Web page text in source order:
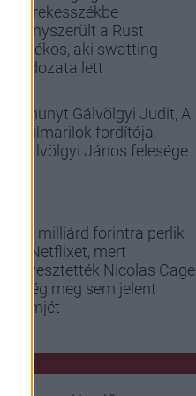
kerekesszékbe
kényszerült a Rust
játékos, aki swatting
áldozata lett
Elhunyt Gálvölgyi Judit, A
szilmarilok fordítója,
Gálvölgyi János felesége
33 milliárd forintra perlik
a Netflixet, mert
elvesztették Nicolas Cage
még meg sem jelent
filmjét